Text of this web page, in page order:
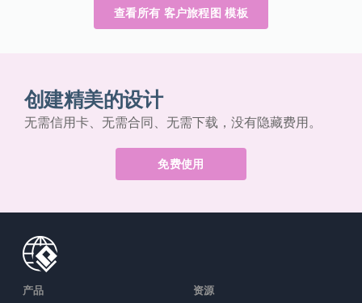
查看所有 客户旅程图 模板
创建精美的设计
无需信用卡、无需合同、无需下载，没有隐藏费用。
免费使用
产品 资源